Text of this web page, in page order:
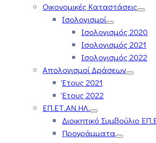
Οικονομικές Καταστάσεις
Ισολογισμοί
Ισολογισμός 2020
Ισολογισμός 2021
Ισολογισμός 2022
Απολογισμοί Δράσεων
Έτους 2021
Έτους 2022
ΕΠ.ΕΤ.ΑΝ.ΗΛ.
Διοικητικό Συμβούλιο
Προγράμματα